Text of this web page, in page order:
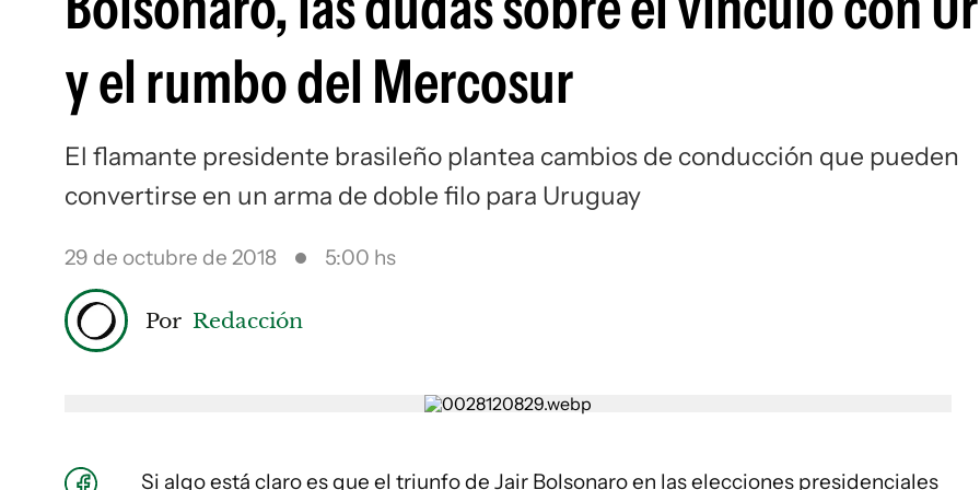
y el rumbo del Mercosur
El flamante presidente brasileño plantea cambios de conducción que pueden
convertirse en un arma de doble filo para Uruguay
29 de octubre de 2018 5:00 hs
Por Redacción
Si algo está claro es que el triunfo de Jair Bolsonaro en las elecciones presidenciales